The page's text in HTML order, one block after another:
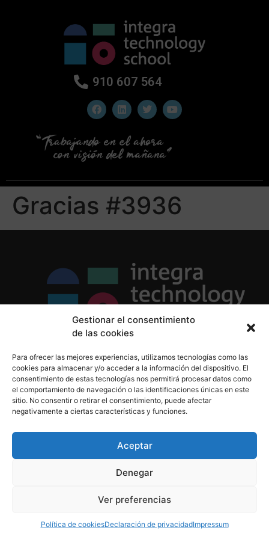
Gestionar el consentimiento
de las cookies
Para ofrecer las mejores experiencias, utilizamos tecnologías como las
cookies para almacenar y/o acceder a la información del dispositivo. El
consentimiento de estas tecnologías nos permitirá procesar datos como
el comportamiento de navegación o las identificaciones únicas en este
sitio. No consentir o retirar el consentimiento, puede afectar
negativamente a ciertas características y funciones.
Aceptar
Denegar
Ver preferencias
Política de cookiesDeclaración de privacidadImpressum
910 607 564
Gracias #3936
Política de Cookies
Aviso Legal
910 607 564
derechos reservados